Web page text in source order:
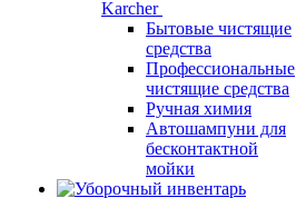
Karcher
Бытовые чистящие
средства
Профессиональные
чистящие средства
Ручная химия
Автошампуни для
бесконтактной
мойки